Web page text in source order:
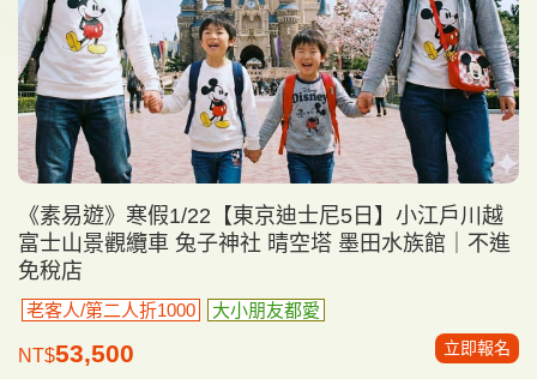
《素易遊》寒假1/22【東京迪士尼5日】小江戶川越
富士山景觀纜車 兔子神社 晴空塔 墨田水族館｜不進
免稅店
老客人/第二人折1000 大小朋友都愛
NT$53,500 立即報名